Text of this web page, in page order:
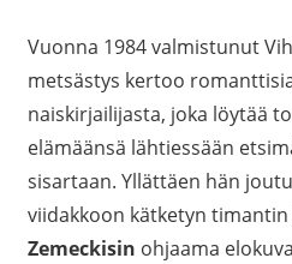
Vuonna 1984 valmistunut
metsästys kertoo
naiskirjailijasta, joka löytää
elämäänsä lähtiessään
sisartaan. Yllättäen hän
viidakkoon kätketyn timantin
Zemeckisin ohjaama